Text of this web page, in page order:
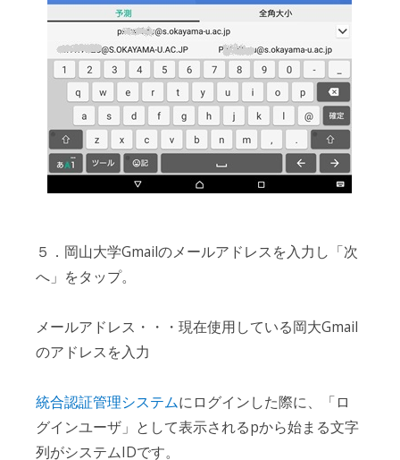
５．岡山大学Gmailのメールアドレスを入力し「次
へ」をタップ。
メールアドレス・・・現在使用している岡大Gmail
のアドレスを入力
統合認証管理システムにログインした際に、「ロ
グインユーザ」として表示されるpから始まる文字
列がシステムIDです。